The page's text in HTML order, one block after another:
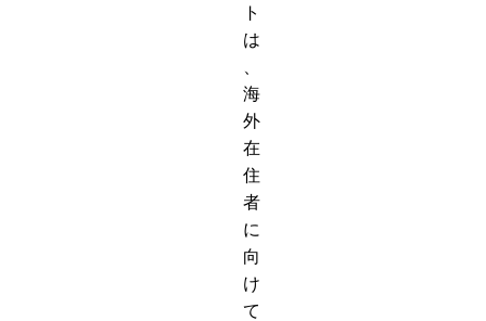
ト
は
海
外
在
住
者
に
向
け
て